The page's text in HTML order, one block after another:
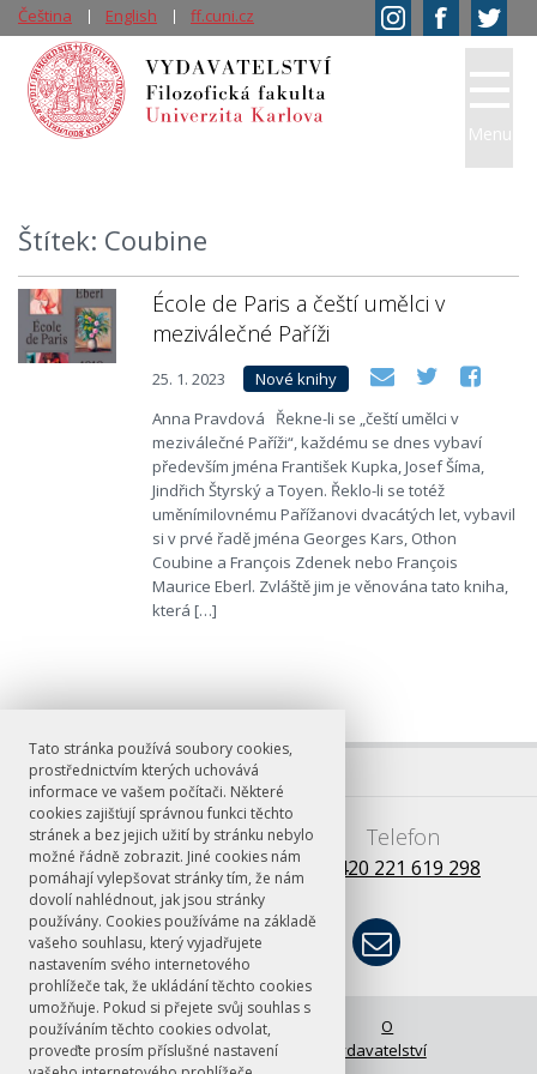
Tato stránka používá soubory cookies,
prostřednictvím kterých uchovává
informace ve vašem počítači. Některé
cookies zajišťují správnou funkci těchto
stránek a bez jejich užití by stránku nebylo
možné řádně zobrazit. Jiné cookies nám
pomáhají vylepšovat stránky tím, že nám
dovolí nahlédnout, jak jsou stránky
používány. Cookies používáme na základě
vašeho souhlasu, který vyjadřujete
nastavením svého internetového
prohlížeče tak, že ukládání těchto cookies
umožňuje. Pokud si přejete svůj souhlas s
používáním těchto cookies odvolat,
proveďte prosím příslušné nastavení
Štítek: Coubine
École de Paris a čeští umělci v
meziválečné Paříži
25. 1. 2023
Nové knihy
Anna Pravdová Řekne-li se „čeští umělci v
meziválečné Paříži“, každému se dnes vybaví
především jména František Kupka, Josef Šíma,
Jindřich Štyrský a Toyen. Řeklo-li se totéž
uměnímilovnému Pařížanovi dvacátých let, vybavil
si v prvé řadě jména Georges Kars, Othon
Coubine a François Zdenek nebo François
Maurice Eberl. Zvláště jim je věnována tato kniha,
která […]
Menu
Čeština English ff.cuni.cz
E-mail
books@ff.cuni.cz
Telefon
+420 221 619 298
© FF UK 2026 Úvodní stránka
O
vydavatelství